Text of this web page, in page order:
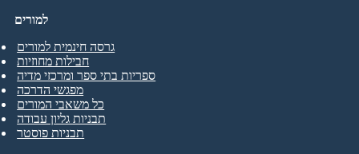
למורים
גרסה חינמית למורים
חבילות מחוזיות
ספריות בתי ספר ומרכזי מדיה
מפגשי הדרכה
כל משאבי המורים
תבניות גליון עבודה
תבניות פוסטר